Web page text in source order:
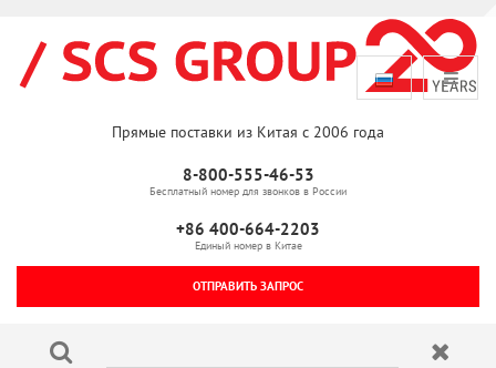
Прямые поставки из Китая с 2006 года
8-800-555-46-53
Бесплатный номер для звонков в России
+86 400-664-2203
Единый номер в Китае
ОТПРАВИТЬ ЗАПРОС